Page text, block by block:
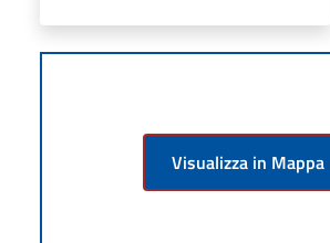
Visualizza in Mappa